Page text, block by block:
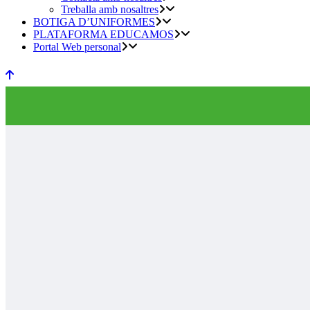
Treballa amb nosaltres
BOTIGA D’UNIFORMES
PLATAFORMA EDUCAMOS
Portal Web personal